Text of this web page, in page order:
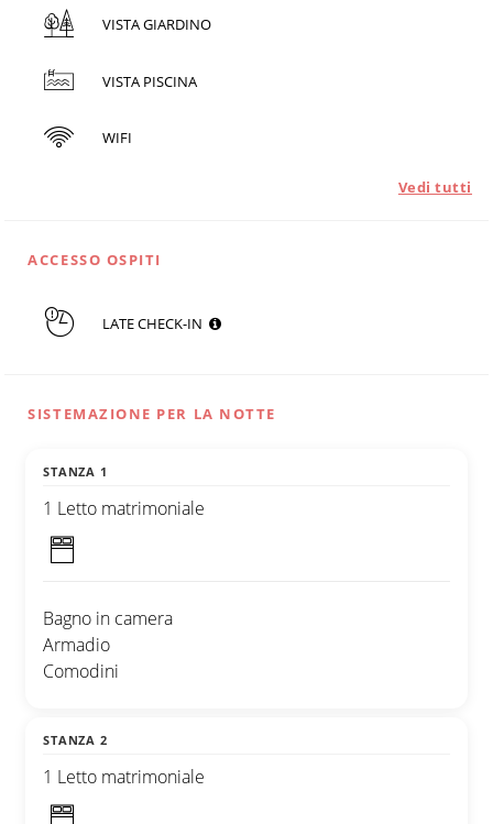
VISTA GIARDINO
VISTA PISCINA
WIFI
Vedi tutti
ACCESSO OSPITI
LATE CHECK-IN
SISTEMAZIONE PER LA NOTTE
STANZA 1
1 Letto matrimoniale
Bagno in camera
Armadio
Comodini
STANZA 2
1 Letto matrimoniale